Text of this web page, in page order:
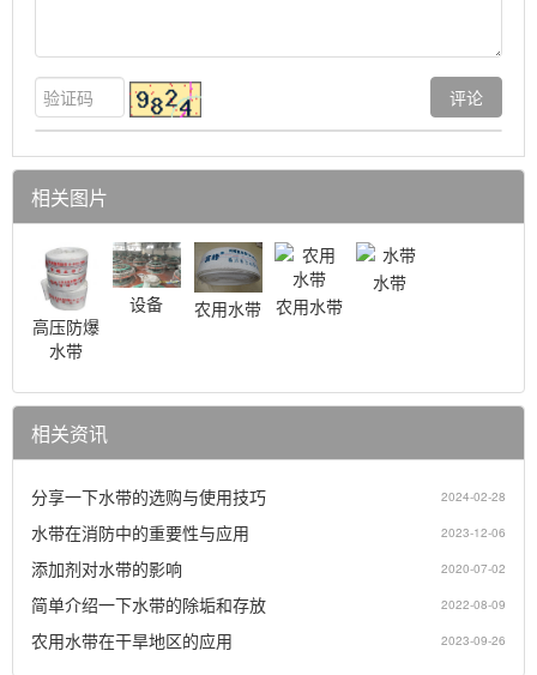
相关图片
高压防爆
水带
设备 农用水带 农用水带
水带
相关资讯
分享一下水带的选购与使用技巧 2024-02-28
水带在消防中的重要性与应用 2023-12-06
添加剂对水带的影响 2020-07-02
简单介绍一下水带的除垢和存放 2022-08-09
农用水带在干旱地区的应用 2023-09-26